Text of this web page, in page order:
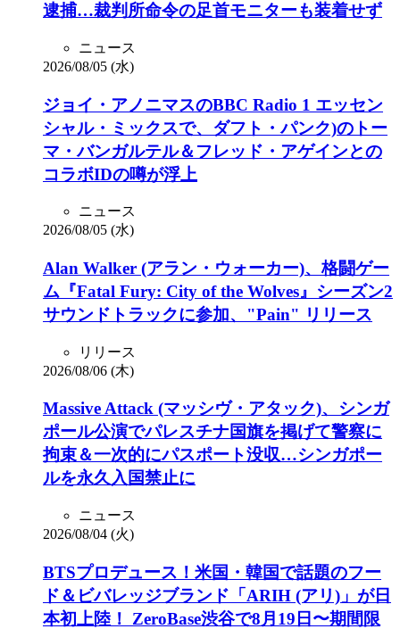
逮捕…裁判所命令の足首モニターも装着せず
ニュース
2026/08/05 (水)
ジョイ・アノニマスのBBC Radio 1 エッセン
シャル・ミックスで、ダフト・パンク)のトー
マ・バンガルテル＆フレッド・アゲインとの
コラボIDの噂が浮上
ニュース
2026/08/05 (水)
Alan Walker (アラン・ウォーカー)、格闘ゲー
ム『Fatal Fury: City of the Wolves』シーズン2
サウンドトラックに参加、"Pain" リリース
リリース
2026/08/06 (木)
Massive Attack (マッシヴ・アタック)、シンガ
ポール公演でパレスチナ国旗を掲げて警察に
拘束＆一次的にパスポート没収…シンガポー
ルを永久入国禁止に
ニュース
2026/08/04 (火)
BTSプロデュース！米国・韓国で話題のフー
ド＆ビバレッジブランド「ARIH (アリ)」が日
本初上陸！ ZeroBase渋谷で8月19日〜期間限